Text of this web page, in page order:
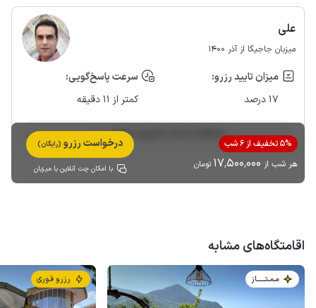
علی
میزبان جاجیگا از آذر 1400
میزان تایید رزرو:
17 درصد
سرعت پاسخ‌گویی:
کمتر از 11 دقیقه
مشاهده حساب کاربری میزبان
5% تخفیف از 6 شب
هر شب از 17٬500٬000 تومان
درخواست رزرو (رایگان)
با امکان چت آنلاین با میزبان
اقامتگاه‌های مشابه
مـمـتــــــاز رزرو فوری